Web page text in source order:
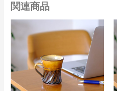
関連商品